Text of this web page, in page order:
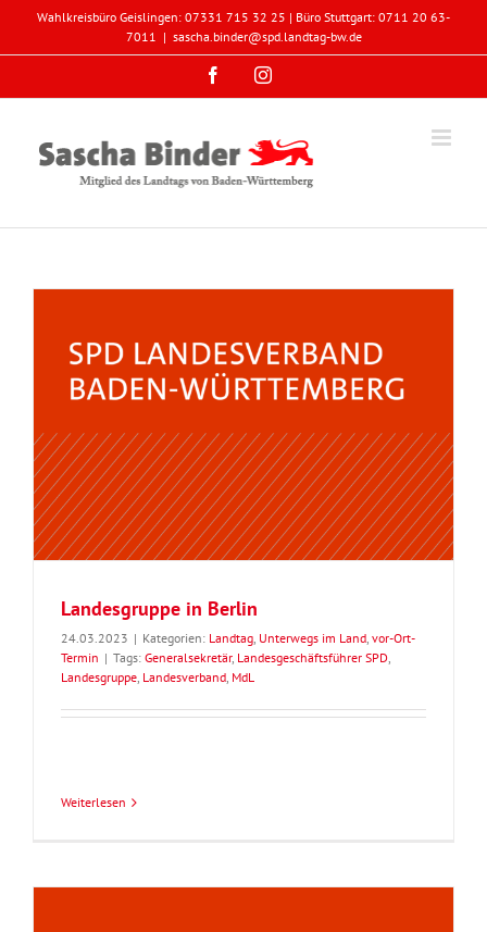
Wahlkreisbüro Geislingen: 07331 715 32 25 | Büro Stuttgart: 0711 20 63-
7011 | sascha.binder@spd.landtag-bw.de
FacebookInstagram
Landesgruppe in Berlin
24.03.2023 | Kategorien: Landtag, Unterwegs im Land, vor-Ort-
Termin | Tags: Generalsekretär, Landesgeschäftsführer SPD,
Landesgruppe, Landesverband, MdL
Weiterlesen